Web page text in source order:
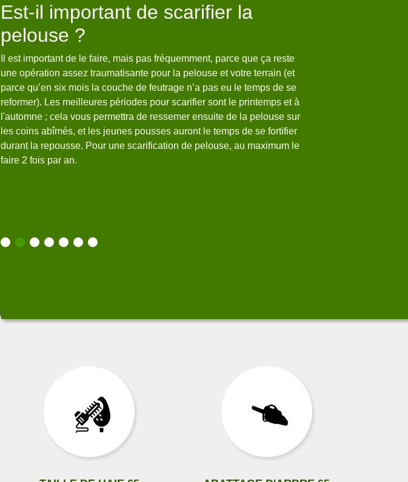
Est-il important de scarifier la
pelouse ?
Il est important de le faire, mais pas fréquemment, parce que ça reste
une opération assez traumatisante pour la pelouse et votre terrain (et
parce qu’en six mois la couche de feutrage n’a pas eu le temps de se
reformer). Les meilleures périodes pour scarifier sont le printemps et à
l'automne ; cela vous permettra de ressemer ensuite de la pelouse sur
les coins abîmés, et les jeunes pousses auront le temps de se fortifier
durant la repousse. Pour une scarification de pelouse, au maximum le
faire 2 fois par an.